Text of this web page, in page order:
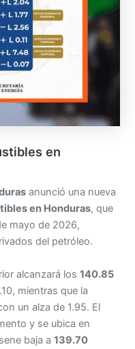
en
anunció una nueva
en Honduras, que
mayo de 2026,
del petróleo.
alcanzará los140.85
mientras que la
un alza de 1.95. El
y se ubica en
baja a139.70